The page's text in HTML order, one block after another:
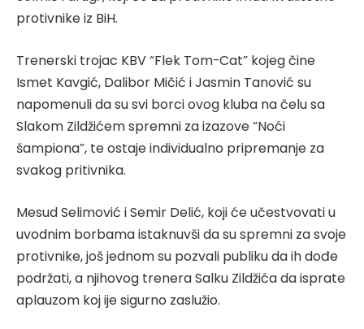
protivnike iz BiH.
Trenerski trojac KBV “Flek Tom-Cat” kojeg čine
Ismet Kavgić, Dalibor Mičić i Jasmin Tanović su
napomenuli da su svi borci ovog kluba na čelu sa
Slakom Zildžićem spremni za izazove “Noći
šampiona”, te ostaje individualno pripremanje za
svakog pritivnika.
Mesud Selimović i Semir Delić, koji će učestvovati u
uvodnim borbama istaknuvši da su spremni za svoje
protivnike, još jednom su pozvali publiku da ih dođe
podržati, a njihovog trenera Salku Zildžića da isprate
aplauzom koj ije sigurno zaslužio.